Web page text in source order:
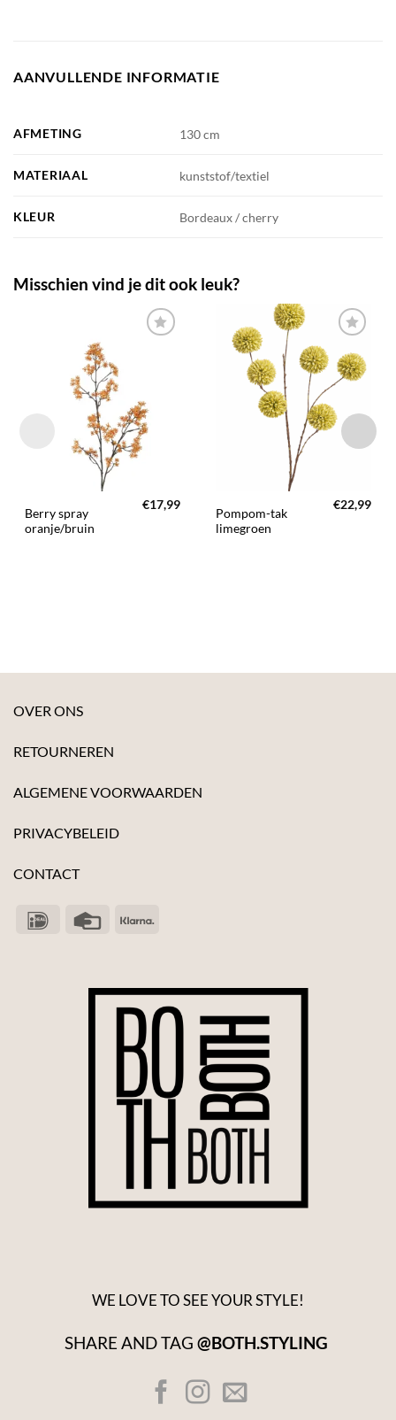
AANVULLENDE INFORMATIE
AFMETING 130 cm
MATERIAAL kunststof/textiel
KLEUR Bordeaux / cherry
Misschien vind je dit ook leuk?
TOEVOEGEN
AAN JOUW
FAVORIETEN
Berry spray
oranje/bruin
€17,99
TOEVOEGEN
AAN JOUW
FAVORIETEN
Pompom-tak
limegroen
€22,99
OVER ONS
RETOURNEREN
ALGEMENE VOORWAARDEN
PRIVACYBELEID
CONTACT
WE LOVE TO SEE YOUR STYLE!
SHARE AND TAG @BOTH.STYLING